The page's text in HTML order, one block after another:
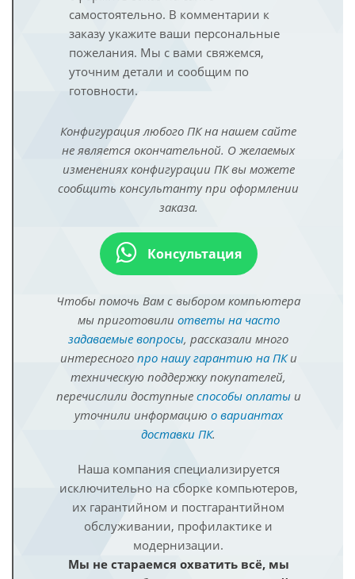
самостоятельно. В комментарии к
заказу укажите ваши персональные
пожелания. Мы с вами свяжемся,
уточним детали и сообщим по
готовности.
Конфигурация любого ПК на нашем сайте
не является окончательной. О желаемых
изменениях конфигурации ПК вы можете
сообщить консультанту при оформлении
заказа.
Консультация
Чтобы помочь Вам с выбором компьютера
мы приготовили ответы на часто
задаваемые вопросы, рассказали много
интересного про нашу гарантию на ПКи
техническую поддержку покупателей,
перечислили доступные способы оплатыи
уточнили информацию о вариантах
доставки ПК.
Наша компания специализируется
исключительно на сборке компьютеров,
их гарантийном и постгарантийном
обслуживании, профилактике и
модернизации.
Мы не стараемся охватить всё, мы